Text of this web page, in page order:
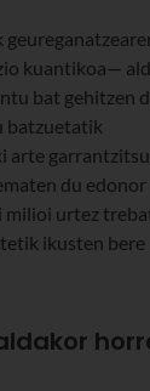
kuantikoa—
bat gehitzen
batzuetatik
arte
du edonor
milioi urtez
ikusten bere